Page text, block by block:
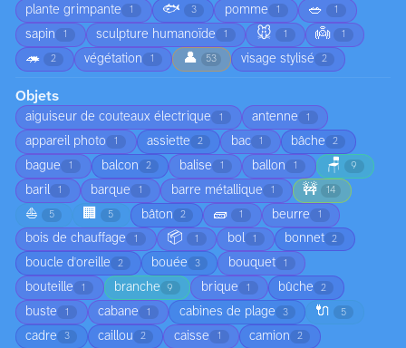
plante grimpante 1 🐟 3 pomme 1 🥗 1
sapin 1 sculpture humanoïde 1 🐭 1 👼 1
🦔 2 végétation 1 👤 53 visage stylisé 2
Objets
aiguiseur de couteaux électrique 1 antenne 1
appareil photo 1 assiette 2 bac 1 bâche 2
bague 1 balcon 2 balise 1 ballon 1 🪑 9
baril 1 barque 1 barre métallique 1 🚧 14
⛵ 5 🏢 5 bâton 2 🧱 1 beurre 1
bois de chauffage 1 📦 1 bol 1 bonnet 2
boucle d'oreille 2 bouée 3 bouquet 1
bouteille 1 branche 9 brique 1 bûche 2
buste 1 cabane 1 cabines de plage 3 🔌 5
cadre 3 caillou 2 caisse 1 camion 2